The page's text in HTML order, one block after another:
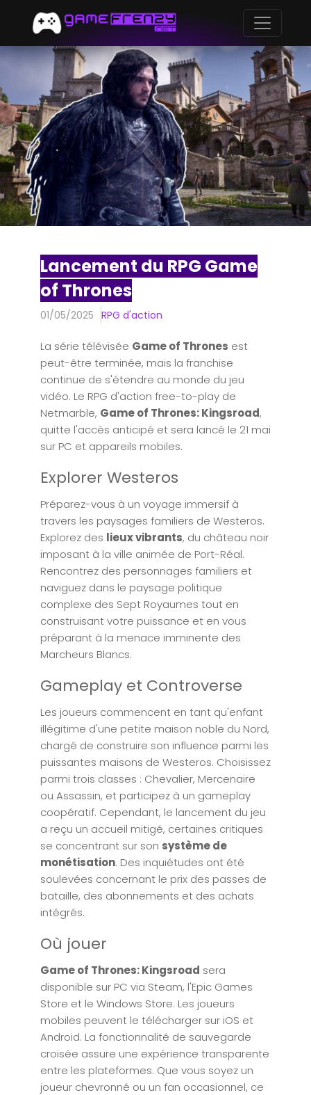
Lancement du RPG Game
of Thrones
01/05/2025 RPG d'action
La série télévisée Game of Thrones est
peut-être terminée, mais la franchise
continue de s'étendre au monde du jeu
vidéo. Le RPG d'action free-to-play de
Netmarble, Game of Thrones: Kingsroad,
quitte l'accès anticipé et sera lancé le 21 mai
sur PC et appareils mobiles.
Explorer Westeros
Préparez-vous à un voyage immersif à
travers les paysages familiers de Westeros.
Explorez des lieux vibrants, du château noir
imposant à la ville animée de Port-Réal.
Rencontrez des personnages familiers et
naviguez dans le paysage politique
complexe des Sept Royaumes tout en
construisant votre puissance et en vous
préparant à la menace imminente des
Marcheurs Blancs.
Gameplay et Controverse
Les joueurs commencent en tant qu'enfant
illégitime d'une petite maison noble du Nord,
chargé de construire son influence parmi les
puissantes maisons de Westeros. Choisissez
parmi trois classes : Chevalier, Mercenaire
ou Assassin, et participez à un gameplay
coopératif. Cependant, le lancement du jeu
a reçu un accueil mitigé, certaines critiques
se concentrant sur son système de
monétisation. Des inquiétudes ont été
soulevées concernant le prix des passes de
bataille, des abonnements et des achats
intégrés.
Où jouer
Game of Thrones: Kingsroad sera
disponible sur PC via Steam, l'Epic Games
Store et le Windows Store. Les joueurs
mobiles peuvent le télécharger sur iOS et
Android. La fonctionnalité de sauvegarde
croisée assure une expérience transparente
entre les plateformes. Que vous soyez un
joueur chevronné ou un fan occasionnel, ce